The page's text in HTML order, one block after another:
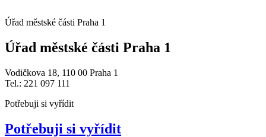
Úřad městské části Praha 1
Úřad městské části Praha 1
Vodičkova 18, 110 00 Praha 1
Tel.: 221 097 111
Potřebuji si vyřídit
Potřebuji si vyřídit